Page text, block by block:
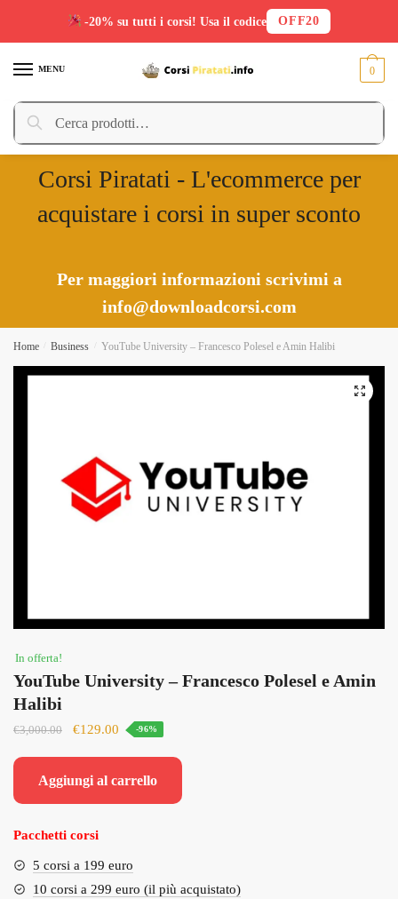
MENU
Cerca:
Cerca
0
Corsi Piratati - L'ecommerce per
acquistare i corsi in super sconto
Per maggiori informazioni scrivimi a
info@downloadcorsi.com
Home Business YouTube University – Francesco Polesel e Amin Halibi
In offerta!
YouTube University – Francesco Polesel e Amin
Halibi
€3,000.00
Il
era:
€129.00 Il
è:
-96%
Aggiungi al carrello
Pacchetti corsi
5 corsi a 199 euro
10 corsi a 299 euro (il più acquistato)
-20% su tutti i corsi! Usa il codice OFF20